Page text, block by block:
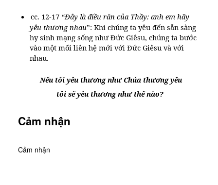
cc. 12-17 “Đây là điều răn của Thầy: anh em hãy
yêu thương nhau”: Khi chúng ta yêu đến sẵn sàng
hy sinh mạng sống như Đức Giêsu, chúng ta bước
vào một mối liên hệ mới với Đức Giêsu và với
nhau.
Nếu tôi yêu thương như Chúa thương yêu
tôi sẽ yêu thương như thế nào?
Cảm nhận
Cảm nhận